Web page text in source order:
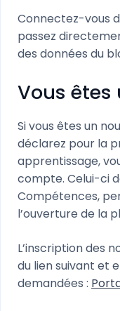
Connectez-vous
passez
des données du
Vous êtes
Si vous êtes un
déclarez pour la
apprentissage,
compte. Celui-ci
Compétences,
l’ouverture de la
L’inscription des
du lien suivant et
demandées :